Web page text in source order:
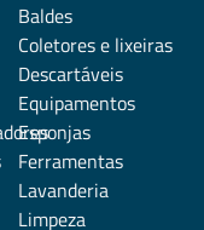
Baldes
Coletores e lixeiras
Descartáveis
Equipamentos
Esponjas
Ferramentas
Lavanderia
Limpeza